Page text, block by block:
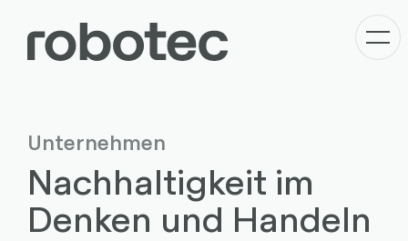
Unternehmen
Nachhaltigkeit im
Denken und Handeln